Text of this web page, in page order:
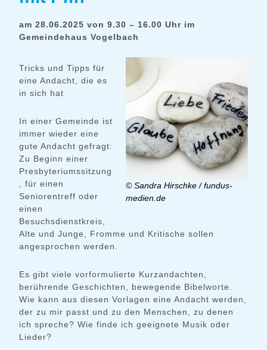
am 28.06.2025 von 9.30 – 16.00 Uhr im
Gemeindehaus Vogelbach
© Sandra Hirschke / fundus-
medien.de
Tricks und Tipps für
eine Andacht, die es
in sich hat
In einer Gemeinde ist
immer wieder eine
gute Andacht gefragt:
Zu Beginn einer
Presbyteriumssitzung
, für einen
Seniorentreff oder
einen
Besuchsdienstkreis,
Alte und Junge, Fromme und Kritische sollen
angesprochen werden.
Es gibt viele vorformulierte Kurzandachten,
berührende Geschichten, bewegende Bibelworte.
Wie kann aus diesen Vorlagen eine Andacht werden,
der zu mir passt und zu den Menschen, zu denen
ich spreche? Wie finde ich geeignete Musik oder
Lieder?